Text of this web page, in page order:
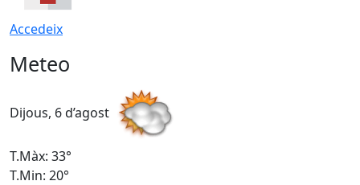
Accedeix
Meteo
Dijous, 6 d’agost
T.Màx: 33°
T.Min: 20°